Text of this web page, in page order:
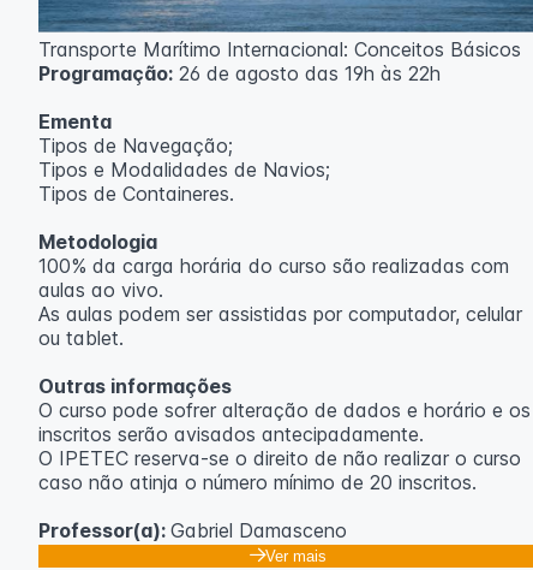
Transporte Marítimo Internacional: Conceitos Básicos
Programação: 26 de agosto das 19h às 22h
Ementa
Tipos de Navegação;
Tipos e Modalidades de Navios;
Tipos de Containeres.
Metodologia
100% da carga horária do curso são realizadas com
aulas ao vivo.
As aulas podem ser assistidas por computador, celular
ou tablet.
Outras informações
O curso pode sofrer alteração de dados e horário e os
inscritos serão avisados ​​antecipadamente.
O IPETEC reserva-se o direito de não realizar o curso
caso não atinja o número mínimo de 20 inscritos.
Professor(a): Gabriel Damasceno
Ver mais